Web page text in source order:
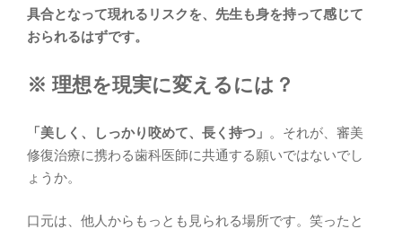
具合となって現れるリスクを、先生も身を持って感じて
おられるはずです。
※ 理想を現実に変えるには？
「美しく、しっかり咬めて、長く持つ」 。それが、審美
修復治療に携わる歯科医師に共通する願いではないでし
ょうか。
口元は、他人からもっとも見られる場所です。笑ったと